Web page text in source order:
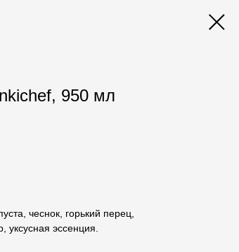
950 мл
чеснок, горький перец,
уксусная эссенция.